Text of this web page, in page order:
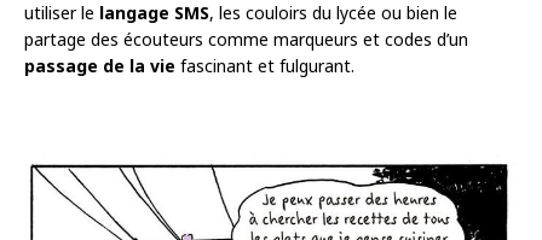
utiliser le langage SMS, les couloirs du lycée ou bien le
partage des écouteurs comme marqueurs et codes d’un
passage de la vie fascinant et fulgurant.